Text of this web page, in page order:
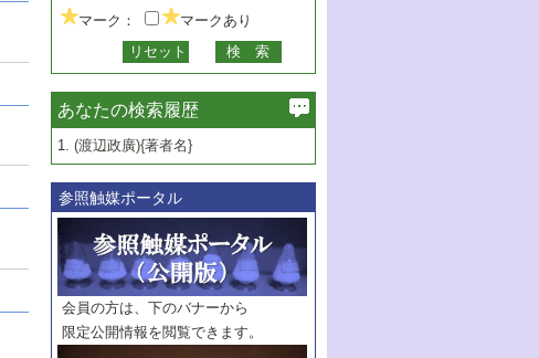
マーク：
マークあり
あなたの検索履歴
1. (渡辺政廣){著者名}
参照触媒ポータル
会員の方は、下のバナーから
限定公開情報を閲覧できます。